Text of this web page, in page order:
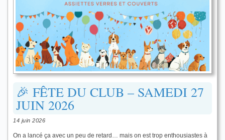
🎉 FÊTE DU CLUB – SAMEDI 27
JUIN 2026
14 juin 2026
On a lancé ça avec un peu de retard… mais on est trop enthousiastes à